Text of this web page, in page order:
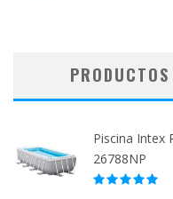
Piscina Intex
26788NP